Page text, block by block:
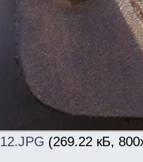
12.JPG (269.22 кБ,